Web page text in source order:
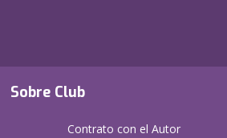
Sobre Club
Contrato con el Autor